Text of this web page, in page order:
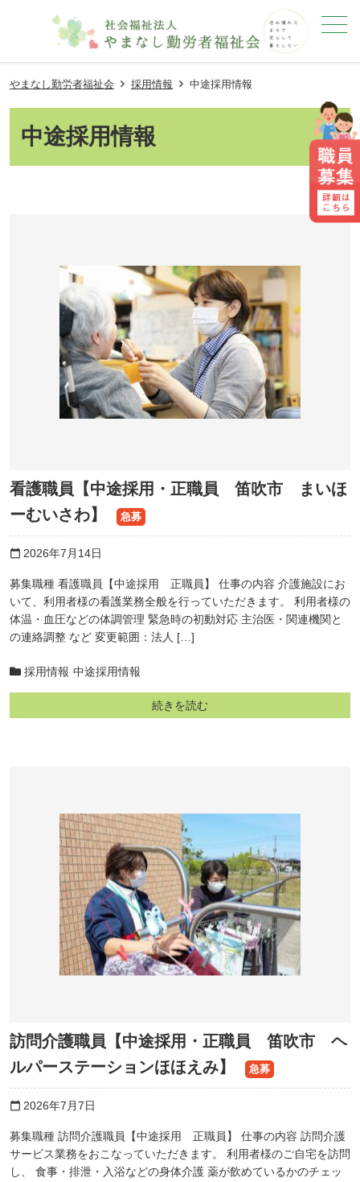
メニュー
やまなし勤労者福祉会 採用情報 中途採用情報
中途採用情報
看護職員【中途採用・正職員 笛吹市 まいほ
ーむいさわ】
急募
calendar_today 2026年7月14日
募集職種 看護職員【中途採用 正職員】 仕事の内容 介護施設にお
いて、利用者様の看護業務全般を行っていただきます。 利用者様の
体温・血圧などの体調管理 緊急時の初動対応 主治医・関連機関と
の連絡調整 など 変更範囲：法人 […]
採用情報 中途採用情報
続きを読む
訪問介護職員【中途採用・正職員 笛吹市 ヘ
ルパーステーションほほえみ】
急募
calendar_today 2026年7月7日
募集職種 訪問介護職員【中途採用 正職員】 仕事の内容 訪問介護
サービス業務をおこなっていただきます。 利用者様のご自宅を訪問
し、 食事・排泄・入浴などの身体介護 薬が飲めているかのチェッ